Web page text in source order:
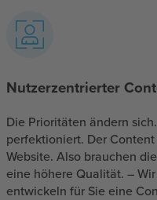
Nutzerzentrierter
Die Prioritäten ändern
perfektioniert. Der
Website. Also brauchen
eine höhere Qualität. –
entwickeln für Sie eine